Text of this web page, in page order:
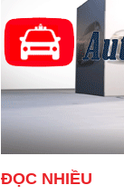
ĐỌC NHIỀU